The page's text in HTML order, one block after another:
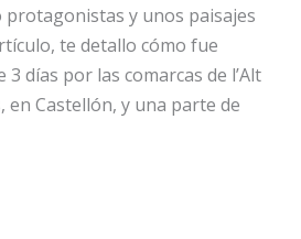
y unos paisajes
te detallo cómo fue
días por las comarcas de l’Alt
en Castellón, y una parte de